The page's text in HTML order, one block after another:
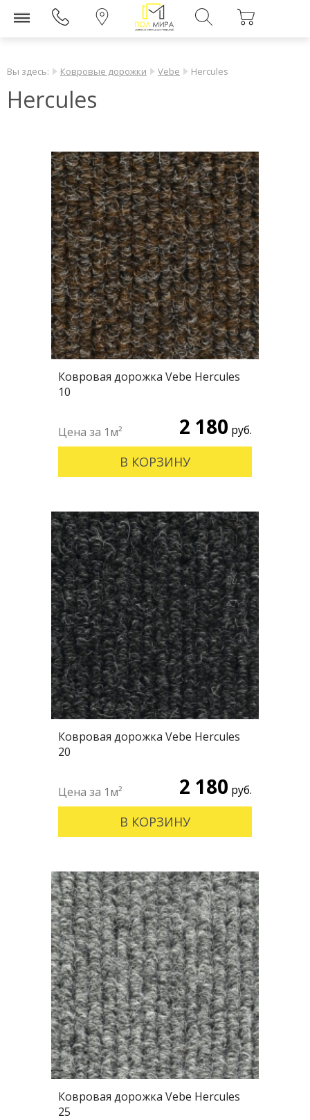
Вы здесь: Ковровые дорожки Vebe Hercules
Hercules
Ковровая дорожка Vebe Hercules
10
2 180 руб.
В КОРЗИНУ
Ковровая дорожка Vebe Hercules
20
2 180 руб.
В КОРЗИНУ
Ковровая дорожка Vebe Hercules
25